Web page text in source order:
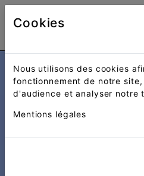
Cookies
Nous utilisons des cookies
fonctionnement de notre
d'audience et analyser notre
Mentions légales